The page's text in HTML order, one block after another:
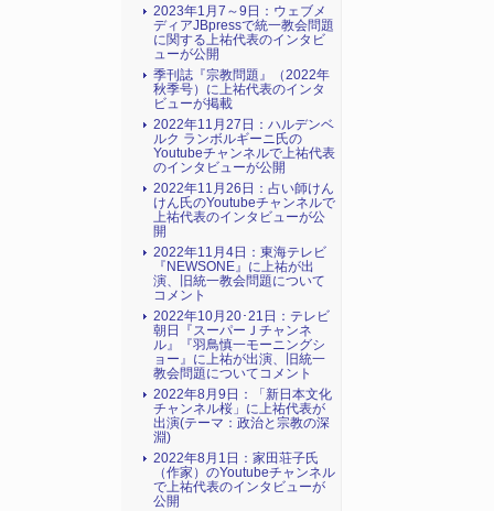
2023年1月7～9日：ウェブメ
ディアJBpressで統一教会問題
に関する上祐代表のインタビ
ューが公開
季刊誌『宗教問題』（2022年
秋季号）に上祐代表のインタ
ビューが掲載
2022年11月27日：ハルデンベ
ルク ランボルギーニ氏の
Youtubeチャンネルで上祐代表
のインタビューが公開
2022年11月26日：占い師けん
けん氏のYoutubeチャンネルで
上祐代表のインタビューが公
開
2022年11月4日：東海テレビ
『NEWSONE』に上祐が出
演、旧統一教会問題について
コメント
2022年10月20･21日：テレビ
朝日『スーパーＪチャンネ
ル』『羽鳥慎一モーニングシ
ョー』に上祐が出演、旧統一
教会問題についてコメント
2022年8月9日：「新日本文化
チャンネル桜」に上祐代表が
出演(テーマ：政治と宗教の深
淵)
2022年8月1日：家田荘子氏
（作家）のYoutubeチャンネル
で上祐代表のインタビューが
公開